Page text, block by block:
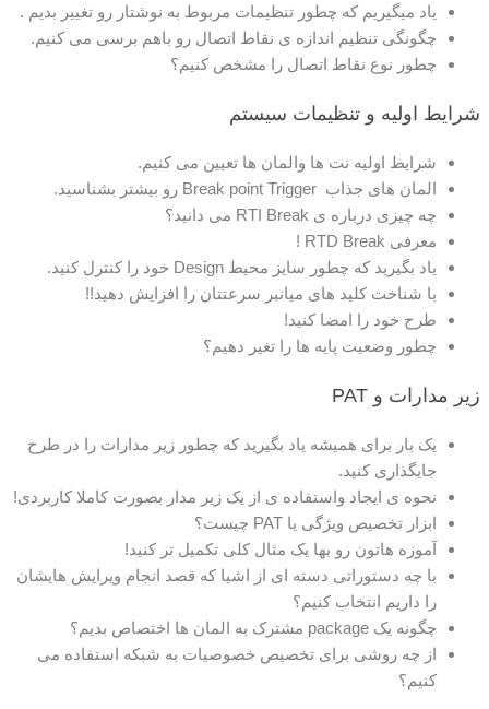
یاد میگیریم که چطور تنظیمات مربوط به نوشتار رو تغییر بدیم .
چگونگی تنظیم اندازه ی نقاط اتصال رو باهم برسی می کنیم.
چطور نوع نقاط اتصال را مشخص کنیم؟
شرایط اولیه و تنظیمات سیستم
شرایط اولیه نت ها والمان ها تعیین می کنیم.
المان های جذاب Break point Trigger رو بیشتر بشناسید.
چه چیزی درباره ی RTI Break می دانید؟
معرفی RTD Break !
یاد بگیرید که چطور سایز محیط Design خود را کنترل کنید.
با شناخت کلید های میانبر سرعتتان را افزایش دهید!!
طرح خود را امضا کنید!
چطور وضعیت پایه ها را تغیر دهیم؟
زیر مدارات و PAT
یک بار برای همیشه یاد بگیرید که چطور زیر مدارات را در طرح
جایگذاری کنید.
نحوه ی ایجاد واستفاده ی از یک زیر مدار بصورت کاملا کاربردی!
ابزار تخصیص ویژگی یا PAT چیست؟
آموزه هاتون رو بها یک مثال کلی تکمیل تر کنید!
با چه دستوراتی دسته ای از اشیا که قصد انجام ویرایش هایشان
را داریم انتخاب کنیم؟
چگونه یک package مشترک به المان ها اختصاص بدیم؟
از چه روشی برای تخصیص خصوصیات به شبکه استفاده می
کنیم؟